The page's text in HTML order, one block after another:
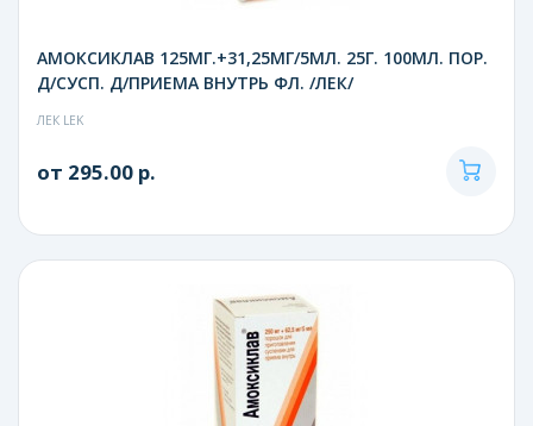
АМОКСИКЛАВ 125МГ.+31,25МГ/5МЛ. 25Г. 100МЛ. ПОР.
Д/СУСП. Д/ПРИЕМА ВНУТРЬ ФЛ. /ЛЕК/
ЛЕК LEK
от 295.00 р.